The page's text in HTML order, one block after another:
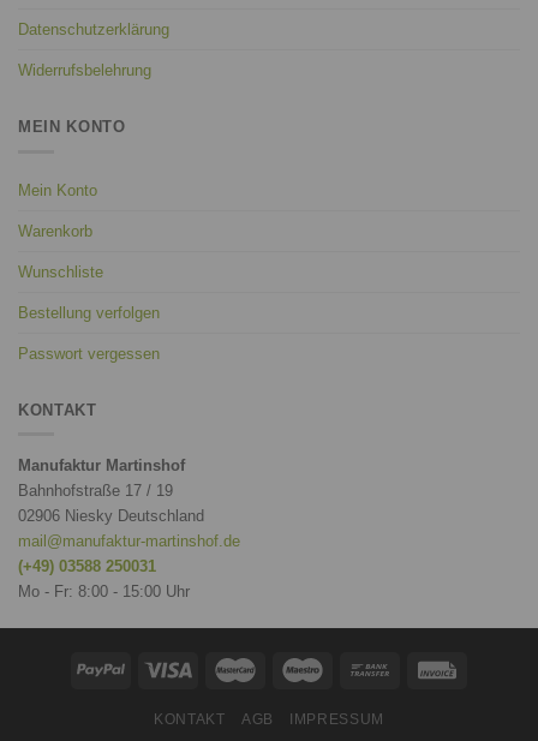
Datenschutzerklärung
Widerrufsbelehrung
MEIN KONTO
Mein Konto
Warenkorb
Wunschliste
Bestellung verfolgen
Passwort vergessen
KONTAKT
Manufaktur Martinshof
Bahnhofstraße 17 / 19
02906 Niesky Deutschland
mail@manufaktur-martinshof.de
(+49) 03588 250031
Mo - Fr: 8:00 - 15:00 Uhr
KONTAKT AGB IMPRESSUM